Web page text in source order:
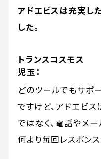
アドエビスは充実し
した。
トランスコスモス
児玉：
どのツールでもサポ
ですけど、アドエビ
ではなく、電話やメー
何より毎回レスポンス